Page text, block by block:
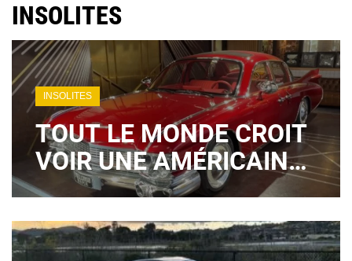
INSOLITES
INSOLITES
TOUT LE MONDE CROIT
VOIR UNE AMÉRICAINE
DES ANNÉES 50… MAIS
ELLE EST CHINOISE ET
HYBRIDE